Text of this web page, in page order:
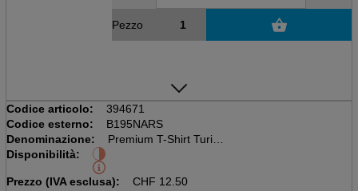
Pezzo
Codice articolo:
394671
Codice esterno:
B195NARS
Denominazione:
Premium T-Shirt Turin S
Disponibilità:
Prezzo (IVA esclusa): CHF 12.50